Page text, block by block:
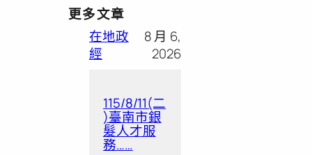
更多文章
在地政
經
8 月 6,
2026
115/8/11(二
)臺南市銀
髮人才服
務……